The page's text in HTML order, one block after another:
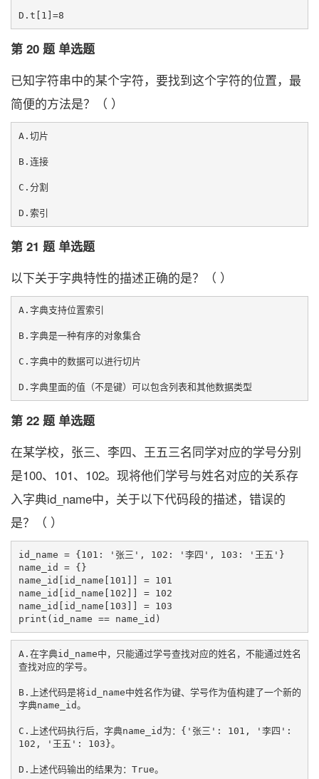
第 20 题 单选题
已知字符串中的某个字符，要找到这个字符的位置，最
简便的方法是？（ ）
A.切片
B.连接
C.分割
第 21 题 单选题
以下关于字典特性的描述正确的是？（ ）
A.字典支持位置索引
B.字典是一种有序的对象集合
C.字典中的数据可以进行切片
第 22 题 单选题
在某学校，张三、李四、王五三名同学对应的学号分别
是100、101、102。现将他们学号与姓名对应的关系存
入字典id_name中，关于以下代码段的描述，错误的
是？（ ）
id_name = {101: '张三', 102: '李四', 103: '王五'}
name_id = {}
name_id[id_name[101]] = 101
name_id[id_name[102]] = 102
name_id[id_name[103]] = 103
A.在字典id_name中，只能通过学号查找对应的姓名，不能通过姓名
查找对应的学号。
B.上述代码是将id_name中姓名作为键、学号作为值构建了一个新的
字典name_id。
C.上述代码执行后，字典name_id为：{'张三': 101, '李四':
102, '王五': 103}。